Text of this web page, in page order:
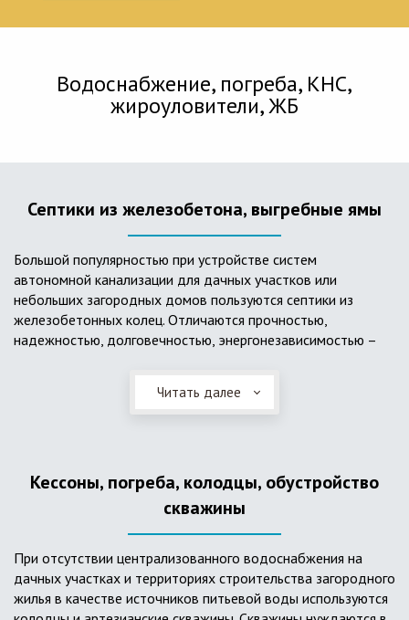
Водоснабжение, погреба, КНС,
жироуловители, ЖБ
Септики из железобетона, выгребные ямы
Большой популярностью при устройстве систем
автономной канализации для дачных участков или
небольших загородных домов пользуются септики из
железобетонных колец. Отличаются прочностью,
надежностью, долговечностью, энергонезависимостью –
ж/б колец состоят из нескольких камер, соединенных
переливными трубами, в которых происходят процессы
септики требуют периодической очистки ассенизаторской
Читать далее
Кессоны, погреба, колодцы, обустройство
скважины
При отсутствии централизованного водоснабжения на
дачных участках и территориях строительства загородного
жилья в качестве источников питьевой воды используются